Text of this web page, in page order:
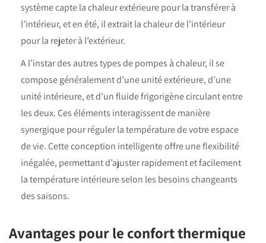
système capte la chaleur extérieure pour la transférer à
l’intérieur, et en été, il extrait la chaleur de l’intérieur
pour la rejeter à l’extérieur.
A l’instar des autres types depompes à chaleur, il se
compose généralement d’une unité extérieure, d’une
unité intérieure, et d’un fluide frigorigène circulant entre
les deux. Ces éléments interagissent de manière
synergique pour réguler la température de votre espace
de vie. Cette conception intelligente offre une flexibilité
inégalée, permettant d’ajuster rapidement et facilement
la température intérieure selon les besoins changeants
des saisons.
Avantages pour le confort thermique